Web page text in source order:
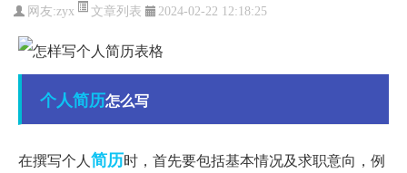
网友:zyx 文章列表 2024-02-22 12:18:25
个人简历怎么写
在撰写个人简历时，首先要包括基本情况及求职意向，例